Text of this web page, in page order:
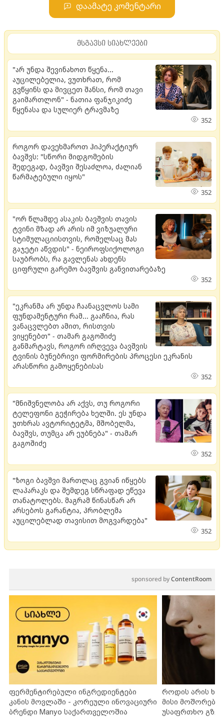
დაამატე კომენტარი
მსგავსი სიახლეები
"არ უნდა შევინახოთ წყენა...
აუცილებელია, ვუთხრათ, რომ
გვწყინს და მივცეთ შანსი, რომ თავი
გაიმართლონ" - ნათია ფანჯიკიძე
წყენასა და სულიერ ტრავმაზე
352
როგორ დავეხმაროთ ჰიპერაქტიურ
ბავშვს: "სწორი მიდგომების
შედეგად, ბავშვი შესაძლოა, ძალიან
წარმატებული იყოს"
352
"ორ წლამდე ასაკის ბავშვის თავის
ტვინი მზად არ არის იმ ვიზუალური
სტიმულაციისთვის, რომელსაც მას
გაჯეტი აწვდის" - ნეიროფსიქოლოგი
საუბრობს, რა გავლენას ახდენს
ციფრული გარემო ბავშვის განვითარებაზე
352
"ეკრანმა არ უნდა ჩაანაცვლოს სამი
ფუნდამენტური რამ... გააჩნია, რას
ვანაცვლებთ ამით, რისთვის
ვიყენებთ" - თამარ გაგოშიძე
განმარტავს, როგორ ირღვევა ბავშვის
ტვინის ბუნებრივი ფორმირების პროცესი ეკრანის
არასწორი გამოყენებისას
352
"მნიშვნელობა არ აქვს, თუ როგორი
ტელეფონი გეჭირება ხელში. ​ეს უნდა
უთხრას ავტორიტეტმა, მშობელმა,
ბავშვს, თუმცა არ ეუბნება" - თამარ
გაგოშიძე
352
"ზოგი ბავშვი მართლაც გვიან იწყებს
ლაპარაკს და შემდეგ სწრაფად ეწევა
თანატოლებს. მაგრამ წინასწარ არ
არსებოს გარანტია, პრობლემა
აუცილებლად თავისით მოგვარდება"
352
sponsored byContentRoom
ფერმენტირებული ინგრედიენტები
კანის მოვლაში - კორეული ინოვაციური
ბრენდი Manyo საქართველოშია
როდის არის
მისი
უსაფრთხო